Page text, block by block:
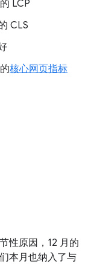
LCP
CLS
核心网页指标
性原因，12 月的
本月也纳入了与